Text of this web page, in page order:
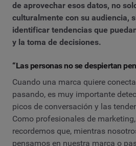
de aprovechar esos datos, no
culturalmente con su audiencia,
identificar tendencias que
y la toma de decisiones.
“Las personas no se despiertan
Cuando una marca quiere
pasando, es muy importante
picos de conversación y las
Como profesionales de
recordemos que, mientras
pensamos en nuestra marca o